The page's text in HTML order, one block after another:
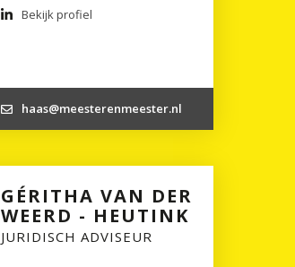
Bekijk profiel
haas@meesterenmeester.nl
GÉRITHA VAN DER
WEERD - HEUTINK
JURIDISCH ADVISEUR